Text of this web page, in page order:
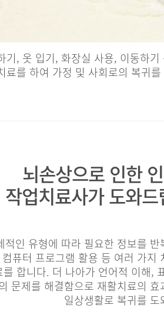
기, 옷 입기, 화장실 사용, 이동하
료를 하여 가정 및 사회로의 복귀
뇌손상으로 인한
작업치료사가 도와
적인 유형에 따라 필요한 정보를 반
퓨터 프로그램 활용 등 여러 가지
합니다. 더 나아가 언어적 이해,
문제를 해결함으로 재활치료의 효
일상생활로 복귀를 도